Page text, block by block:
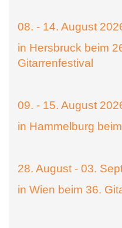
08. - 14. August
in Hersbruck beim
Gitarrenfestival
09. - 15. August
in Hammelburg
28. August - 03.
in Wien beim 36.